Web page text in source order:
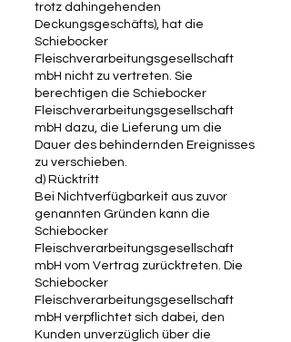
trotz dahingehenden
Deckungsgeschäfts), hat die
Schiebocker
Fleischverarbeitungsgesellschaft
mbH nicht zu vertreten. Sie
berechtigen die Schiebocker
Fleischverarbeitungsgesellschaft
mbH dazu, die Lieferung um die
Dauer des behindernden Ereignisses
zu verschieben.
d) Rücktritt
Bei Nichtverfügbarkeit aus zuvor
genannten Gründen kann die
Schiebocker
Fleischverarbeitungsgesellschaft
mbH vom Vertrag zurücktreten. Die
Schiebocker
Fleischverarbeitungsgesellschaft
mbH verpflichtet sich dabei, den
Kunden unverzüglich über die